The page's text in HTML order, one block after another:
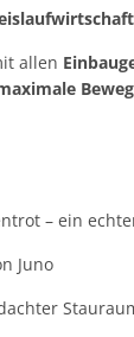
allen
– ein
Juno